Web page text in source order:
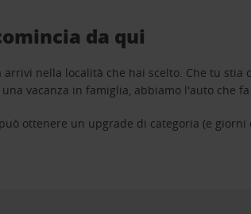
da qui
arrivi nella località che hai scelto. Che tu
vacanza in famiglia, abbiamo l'auto che
ottenere un upgrade di categoria (e